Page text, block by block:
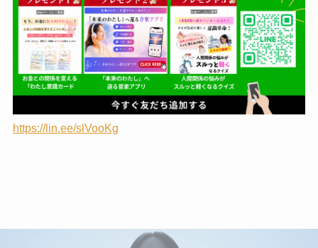
https://lin.ee/slVooKg